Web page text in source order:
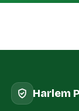
Harlem